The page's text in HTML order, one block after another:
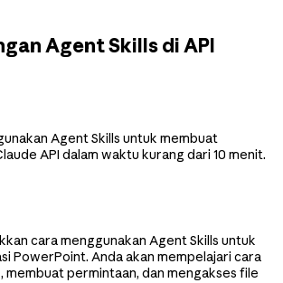
Agent Skills di API
Agent Skills untuk membuat
API dalam waktu kurang dari 10 menit.
cara menggunakan Agent Skills untuk
PowerPoint. Anda akan mempelajari cara
membuat permintaan, dan mengakses file